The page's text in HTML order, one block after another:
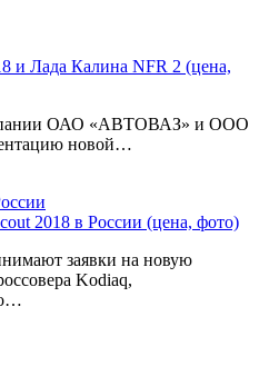
и Лада Калина NFR 2 (цена,
ОАО «АВТОВАЗ» и ООО
новой…
2018 в России (цена, фото)
заявки на новую
Kodiaq,